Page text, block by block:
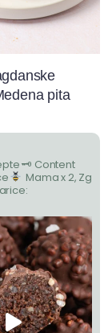
pita
🗝 Content
Mama x 2, Zg